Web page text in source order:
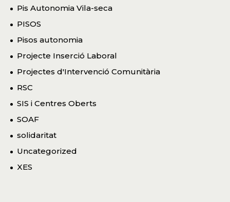
Pis Autonomia Vila-seca
PISOS
Pisos autonomia
Projecte Inserció Laboral
Projectes d'Intervenció Comunitària
RSC
SIS i Centres Oberts
SOAF
solidaritat
Uncategorized
XES